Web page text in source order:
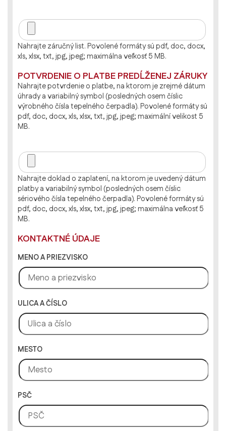
Nahrajte záručný list. Povolené formáty sú pdf, doc, docx,
xls, xlsx, txt, jpg, jpeg; maximálna veľkosť 5 MB.
POTVRDENIE O PLATBE PREDĹŽENEJ ZÁRUKY
Nahrajte potvrdenie o platbe, na ktorom je zrejmé dátum
úhrady a variabilný symbol (posledných osem číslic
výrobného čísla tepelného čerpadla). Povolené formáty sú
pdf, doc, docx, xls, xlsx, txt, jpg, jpeg; maximální velikost 5
MB.
Nahrajte doklad o zaplatení, na ktorom je uvedený dátum
platby a variabilný symbol (posledných osem číslic
sériového čísla tepelného čerpadla). Povolené formáty sú
pdf, doc, docx, xls, xlsx, txt, jpg, jpeg; maximálna veľkosť 5
MB.
KONTAKTNÉ ÚDAJE
MENO A PRIEZVISKO
ULICA A ČÍSLO
MESTO
PSČ